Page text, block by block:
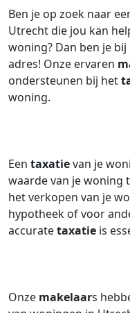
Ben je op zoek naar
Utrecht die jou kan
woning? Dan ben je bij
adres! Onze ervaren
ondersteunen bij het
woning.
Een taxatievan je
waarde van je woning
het verkopen van je
hypotheek of voor
accuratetaxatie is
Onze makelaars